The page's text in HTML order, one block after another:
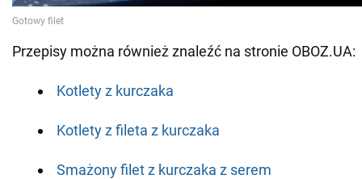
Przepisy można również znaleźć na stronie OBOZ.UA:
Kotlety z kurczaka
Kotlety z fileta z kurczaka
Smażony filet z kurczaka z serem